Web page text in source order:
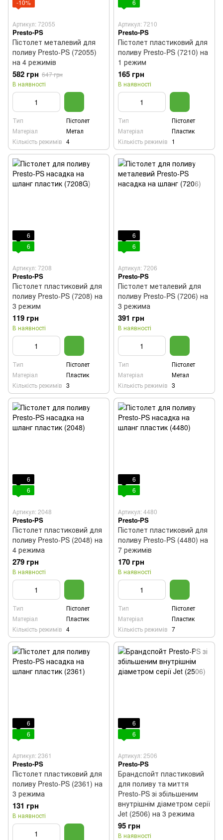
-10%
Артикул: 72055
Presto-PS
Пістолет металевий для
поливу Presto-PS (72055)
на 4 режимів
582 грн 647 грн
В наявності
Тип
Пістолет
Матеріал
Метал
Кількість режимів 4
6
Артикул: 7210
Presto-PS
Пістолет пластиковий для
поливу Presto-PS (7210) на
1 режим
165 грн
В наявності
Тип
Пістолет
Матеріал
Пластик
Кількість режимів 1
6
6
Артикул: 7208
Presto-PS
Пістолет пластиковий для
поливу Presto-PS (7208) на
3 режим
119 грн
В наявності
Тип
Пістолет
Матеріал
Пластик
Кількість режимів 3
6
6
Артикул: 7206
Presto-PS
Пістолет металевий для
поливу Presto-PS (7206) на
3 режима
391 грн
В наявності
Тип
Пістолет
Матеріал
Метал
Кількість режимів 3
6
6
Артикул: 2048
Presto-PS
Пістолет пластиковий для
поливу Presto-PS (2048) на
4 режима
279 грн
В наявності
Тип
Пістолет
Матеріал
Пластик
Кількість режимів 4
6
6
Артикул: 4480
Presto-PS
Пістолет пластиковий для
поливу Presto-PS (4480) на
7 режимів
170 грн
В наявності
Тип
Пістолет
Матеріал
Пластик
Кількість режимів 7
6
6
Артикул: 2361
Presto-PS
Пістолет пластиковий для
поливу Presto-PS (2361) на
3 режима
131 грн
В наявності
6
6
Артикул: 2506
Presto-PS
Брандспойт пластиковий
для поливу та миття
Presto-PS зі збільшеним
внутрішнім діаметром серії
Jet (2506) на 3 режима
95 грн
В наявності